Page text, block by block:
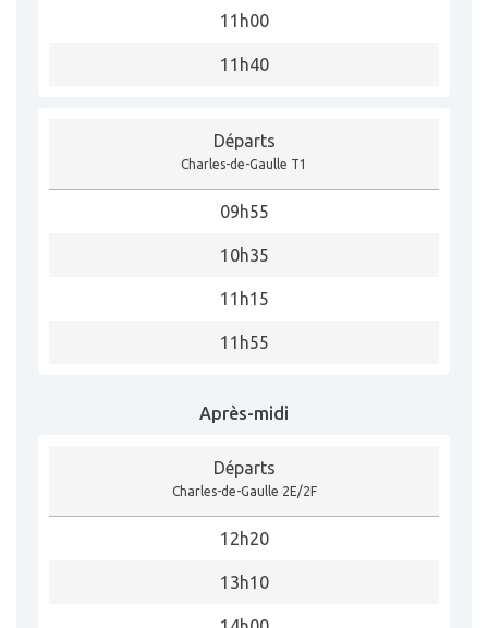
11h00
11h40
Départs
Charles-de-Gaulle T1
09h55
10h35
11h15
11h55
Après-midi
Départs
Charles-de-Gaulle 2E/2F
12h20
13h10